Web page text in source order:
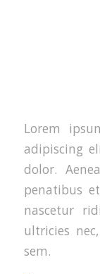
Lorem
adipiscing
dolor.
penatibus
nascetur
ultricies
sem.